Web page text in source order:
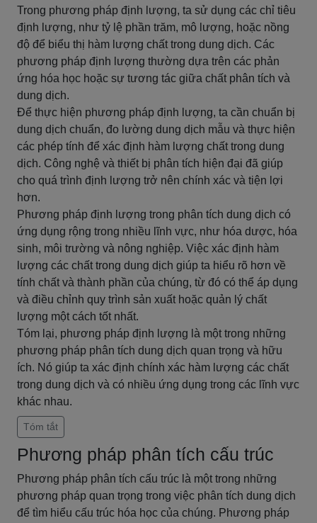
Trong phương pháp định lượng, ta sử dụng các chỉ tiêu
định lượng, như tỷ lệ phần trăm, mô lượng, hoặc nồng
độ để biểu thị hàm lượng chất trong dung dịch. Các
phương pháp định lượng thường dựa trên các phản
ứng hóa học hoặc sự tương tác giữa chất phân tích và
dung dịch.
Để thực hiện phương pháp định lượng, ta cần chuẩn bị
dung dịch chuẩn, đo lường dung dịch mẫu và thực hiện
các phép tính để xác định hàm lượng chất trong dung
dịch. Công nghệ và thiết bị phân tích hiện đại đã giúp
cho quá trình định lượng trở nên chính xác và tiện lợi
hơn.
Phương pháp định lượng trong phân tích dung dịch có
ứng dụng rộng trong nhiều lĩnh vực, như hóa dược, hóa
sinh, môi trường và nông nghiệp. Việc xác định hàm
lượng các chất trong dung dịch giúp ta hiểu rõ hơn về
tính chất và thành phần của chúng, từ đó có thể áp dụng
và điều chỉnh quy trình sản xuất hoặc quản lý chất
lượng một cách tốt nhất.
Tóm lại, phương pháp định lượng là một trong những
phương pháp phân tích dung dịch quan trọng và hữu
ích. Nó giúp ta xác định chính xác hàm lượng các chất
trong dung dịch và có nhiều ứng dụng trong các lĩnh vực
khác nhau.
Tóm tắt
Phương pháp phân tích cấu trúc
Phương pháp phân tích cấu trúc là một trong những
phương pháp quan trọng trong việc phân tích dung dịch
để tìm hiểu cấu trúc hóa học của chúng. Phương pháp